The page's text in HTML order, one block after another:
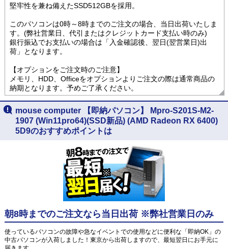
堅牢性を兼ね備えたSSD512GBを採用。
このパソコンは0時～8時までのご注文の場合、当日出荷いたしま
す。(弊社営業日、代引またはクレジットカード支払い時のみ)
銀行振込でお支払いの場合は「入金確認後、翌日(翌営業日)出
荷」となります。
【オプションをご注文時のご注意】
メモリ、HDD、Officeをオプションよりご注文の際は通常商品の
納期となります。予めご了承ください。
mouse computer 【即納パソコン】 Mpro-S201S-M2-
1907 (Win11pro64)(SSD新品) (AMD Radeon RX 6400)
5D9のおすすめポイントは
朝8時までのご注文なら当日出荷 ※弊社営業日のみ
使っているパソコンの故障や急なイベントでの使用などに便利な「即納OK」の
中古パソコンが入荷しました！東京から出荷しますので、最短翌日にお手元に